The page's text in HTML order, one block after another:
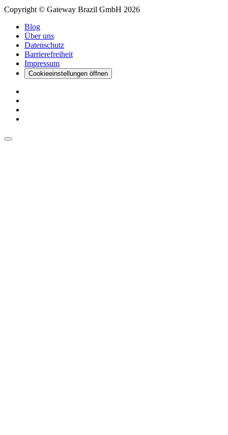
Copyright © Gateway Brazil GmbH 2026
Blog
Über uns
Datenschutz
Barrierefreiheit
Impressum
Cookieeinstellungen öffnen